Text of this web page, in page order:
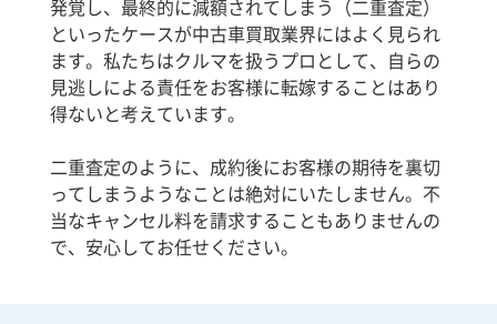
発覚し、最終的に減額されてしまう（二重査定）
といったケースが中古車買取業界にはよく見られ
ます。私たちはクルマを扱うプロとして、自らの
見逃しによる責任をお客様に転嫁することはあり
得ないと考えています。
二重査定のように、成約後にお客様の期待を裏切
ってしまうようなことは絶対にいたしません。不
当なキャンセル料を請求することもありませんの
で、安心してお任せください。